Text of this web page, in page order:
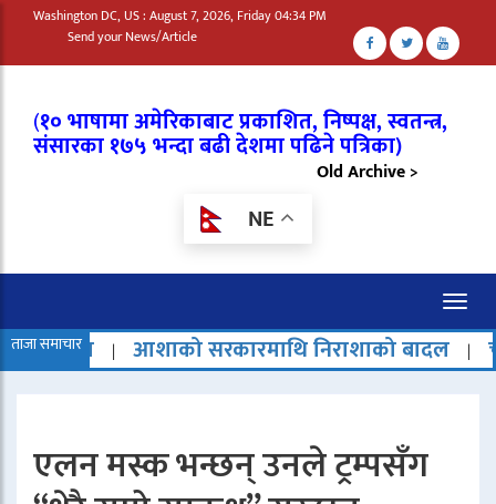
Washington DC, US : August 7, 2026, Friday 04:34 PM
Send your News/Article
(१० भाषामा अमेरिकाबाट प्रकाशित, निष्पक्ष, स्वतन्त्र,
संसारका १७५ भन्दा बढी देशमा पढिने पत्रिका)
Old Archive >
NE
ताजा समाचारसरकारमाथि निराशाको बादल | चार टन तौलको
एलन मस्क भन्छन् उनले ट्रम्पसँग